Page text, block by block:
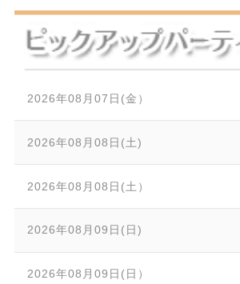
2026年08月07日(金）
2026年08月08日(土)
2026年08月08日(土）
2026年08月09日(日)
2026年08月09日(日）